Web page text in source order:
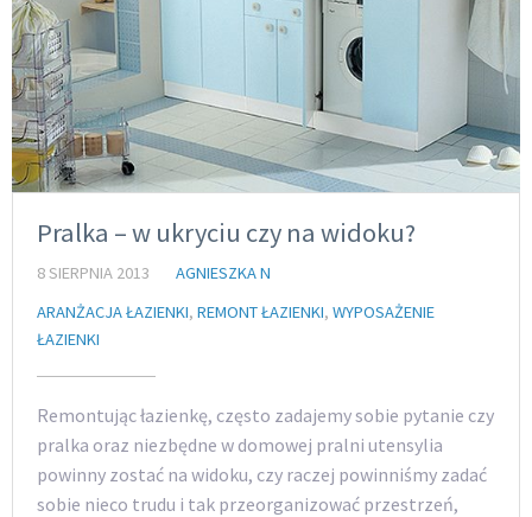
Pralka – w ukryciu czy na widoku?
8 SIERPNIA 2013
AGNIESZKA N
ARANŻACJA ŁAZIENKI, REMONT ŁAZIENKI, WYPOSAŻENIE
ŁAZIENKI
Remontując łazienkę, często zadajemy sobie pytanie czy
pralka oraz niezbędne w domowej pralni utensylia
powinny zostać na widoku, czy raczej powinniśmy zadać
sobie nieco trudu i tak przeorganizować przestrzeń,